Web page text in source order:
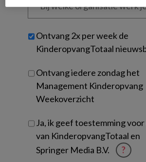
je?
Untitled
Ontvang 2x per week de
KinderopvangTotaal
Ontvang iedere zondag het
Management Kinderopvang
Weekoverzicht
Ja, ik geef toestemming voor
van KinderopvangTotaal en
Springer Media B.V.
?